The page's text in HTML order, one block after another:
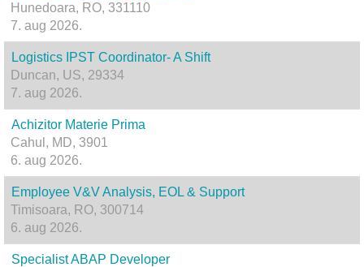
Hunedoara, RO, 331110
7. aug 2026.
Logistics IPST Coordinator- A Shift
Duncan, US, 29334
7. aug 2026.
Achizitor Materie Prima
Cahul, MD, 3901
6. aug 2026.
Employee V&V Analysis, EOL & Support
Timisoara, RO, 300714
6. aug 2026.
Specialist ABAP Developer